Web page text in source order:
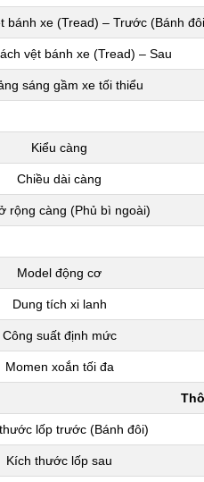
bánh xe (Tread) – Trước (Bánh
vệt bánh xe (Tread) – Sau
sáng gầm xe tối thiểu
Kiểu càng
Chiều dài càng
rộng càng (Phủ bì ngoài)
Model động cơ
Dung tích xi lanh
Công suất định mức
Momen xoắn tối đa
lốp trước (Bánh đôi)
Kích thước lốp sau